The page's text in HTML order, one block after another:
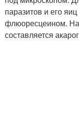
паразитов и его
флюоресцеином.
составляется